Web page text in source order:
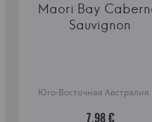
Maori Bay
Sauvignon
7.98 €